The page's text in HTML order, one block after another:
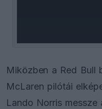
Miközben a Red Bull
McLaren pilótái
Lando Norris